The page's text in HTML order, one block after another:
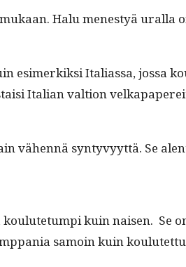
Halu men­estyä
esimerkik­si Ital­ias­sa, jos­sa
Ital­ian val­tion
vähen­nä syn­tyvyyt­tä. Se
kuin naisen. Se
samoin kuin